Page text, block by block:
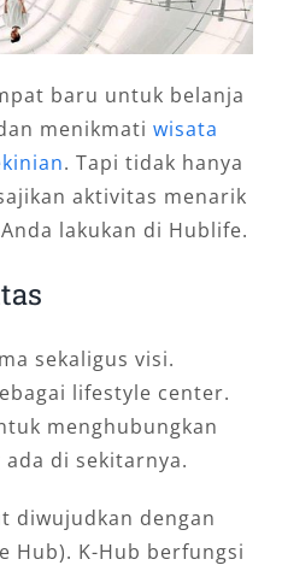
baru untuk belanja
menikmati wisata
. Tapi tidak hanya
aktivitas menarik
lakukan di Hublife.
sekaligus visi.
lifestyle center.
menghubungkan
di sekitarnya.
diwujudkan dengan
Hub). K-Hub berfungsi